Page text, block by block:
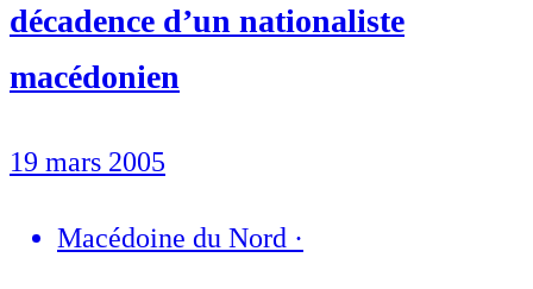
décadence d’un nationaliste
macédonien
19 mars 2005
Macédoine du Nord ·